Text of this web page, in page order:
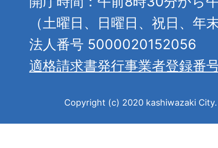
（土曜日、日曜日、祝日、年
法人番号 5000020152056
適格請求書発行事業者登録番
Copyright (c) 2020 kashiwazaki